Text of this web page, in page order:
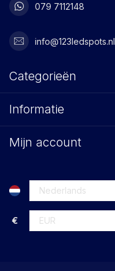
079 7112148
info@123ledspots.nl
Categorieën
Informatie
Mijn account
€